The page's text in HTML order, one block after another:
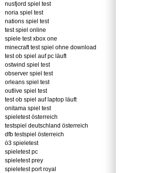
nusfjord spiel test
noria spiel test
nations spiel test
test spiel online
spiele test xbox one
minecraft test spiel ohne download
test ob spiel auf pc läuft
ostwind spiel test
observer spiel test
orleans spiel test
outlive spiel test
test ob spiel auf laptop läuft
onitama spiel test
spieletest österreich
testspiel deutschland österreich
dfb testspiel österreich
ö3 spieletest
spieletest pc
spieletest prey
spieletest port royal